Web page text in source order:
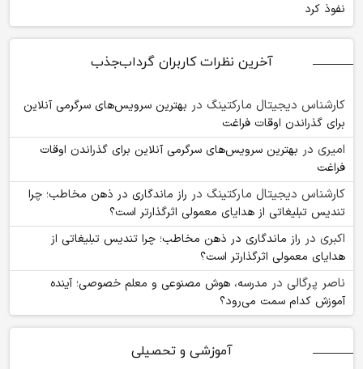
نفوذ کرد
آخرین نظرات کاربران گرداب‌جذب
کارشناس دیجیتال مارکتینگ در بهترین سرویس‌های سرگرمی آنلاین
برای گذراندن اوقات فراغت
امیری در بهترین سرویس‌های سرگرمی آنلاین برای گذراندن اوقات
فراغت
کارشناس دیجیتال مارکتینگ در راز ماندگاری در ذهن مخاطب؛ چرا
تندیس تبلیغاتی از هدایای معمولی اثرگذارتر است؟
اکبری در راز ماندگاری در ذهن مخاطب؛ چرا تندیس تبلیغاتی از
هدایای معمولی اثرگذارتر است؟
ناصر پرگالی در مدرسه، هوش مصنوعی و معلم خصوصی؛ آینده
آموزش کدام سمت می‌رود؟
آموزشی و تحصیلی